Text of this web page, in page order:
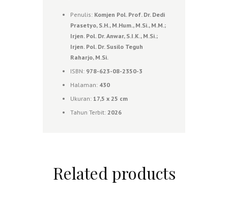
Penulis: Komjen Pol. Prof. Dr. Dedi
Prasetyo, S.H., M.Hum., M.Si., M.M.;
Irjen. Pol. Dr. Anwar, S.I.K., M.Si.;
Irjen. Pol. Dr. Susilo Teguh
Raharjo, M.Si.
ISBN: 978-623-08-2350-3
Halaman: 430
Ukuran: 17,5 x 25 cm
Tahun Terbit: 2026
Related products